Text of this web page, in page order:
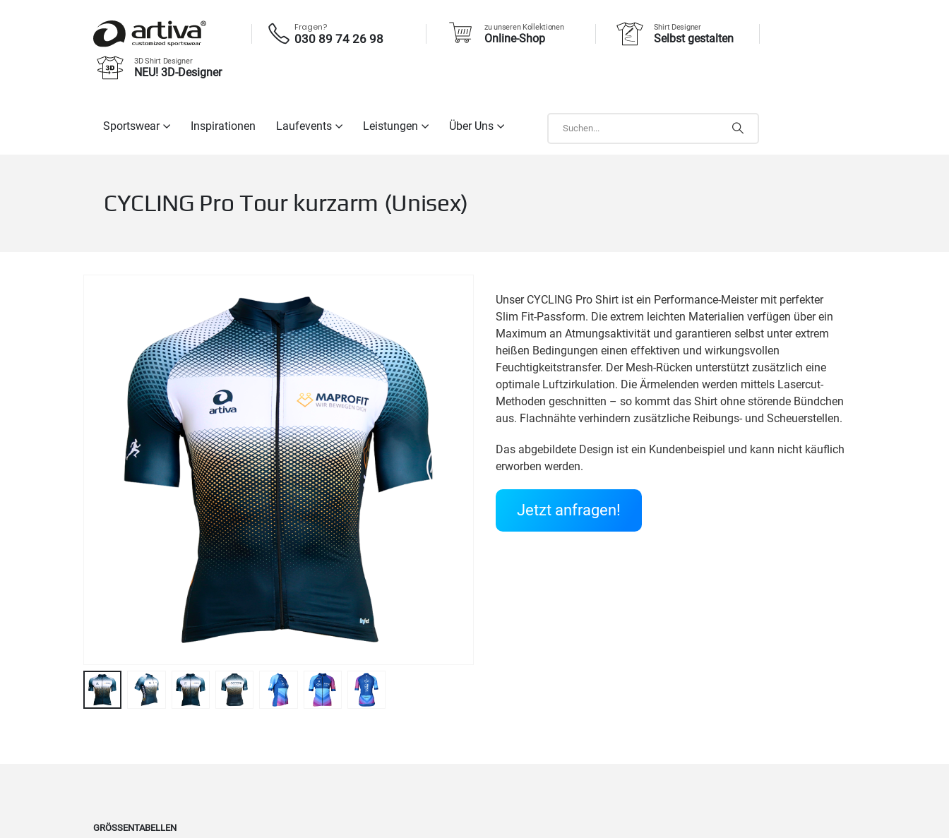
Fragen?
030 89 74 26 98
zu unseren Kollektionen
Online-Shop
Shirt Designer
Selbst gestalten
3D Shirt Designer
NEU! 3D-Designer
Sportswear Inspirationen Laufevents Leistungen Über Uns
CYCLING Pro Tour kurzarm (Unisex)
Unser CYCLING Pro Shirt ist ein Performance-Meister mit perfekter
Slim Fit-Passform. Die extrem leichten Materialien verfügen über ein
Maximum an Atmungsaktivität und garantieren selbst unter extrem
heißen Bedingungen einen effektiven und wirkungsvollen
Feuchtigkeitstransfer. Der Mesh-Rücken unterstützt zusätzlich eine
optimale Luftzirkulation. Die Ärmelenden werden mittels Lasercut-
Methoden geschnitten – so kommt das Shirt ohne störende Bündchen
aus. Flachnähte verhindern zusätzliche Reibungs- und Scheuerstellen.
Das abgebildete Design ist ein Kundenbeispiel und kann nicht käuflich
erworben werden.
Jetzt anfragen!
GRÖSSENTABELLEN